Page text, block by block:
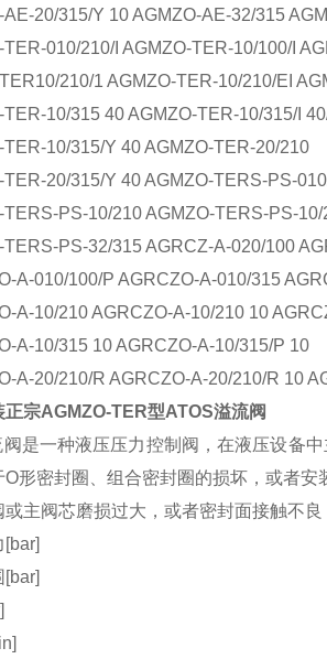
AE-20/315/Y 10 AGMZO-AE-32/315
TER-010/210/I AGMZO-TER-10/100/I
210/1 AGMZO-TER-10/210/EI
TER-10/315 40 AGMZO-TER-10/315/I
TER-10/315/Y 40 AGMZO-TER-20/210
TER-20/315/Y 40 AGMZO-TERS-PS-
TERS-PS-10/210 AGMZO-TERS-PS-10/
TERS-PS-32/315 AGRCZ-A-020/100
A-010/100/P AGRCZO-A-010/315
A-10/210 AGRCZO-A-10/210 10
A-10/315 10 AGRCZO-A-10/315/P 10
A-20/210/R AGRCZO-A-20/210/R 10
正宗AGMZO-TER型ATOS溢流阀
是一种液压压力控制阀，在液压设备
O形密封圈、组合密封圈的损坏，或者安
或主阀芯磨损过大，或者密封面接触不
[bar]